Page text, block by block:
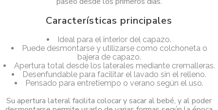
Características principales
Ideal para el interior del capazo.
Puede desmontarse y utilizarse como colchoneta o
bajera de capazo.
Apertura total desde los laterales mediante cremalleras.
Desenfundable para facilitar el lavado sin el relleno.
Pensado para entretiempo o verano según el uso.
Su apertura lateral facilita colocar y sacar al bebé, y al poder